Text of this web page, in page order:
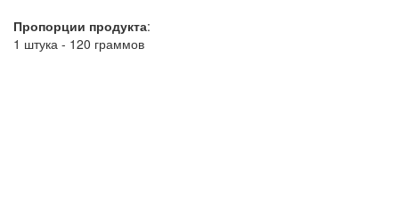
Пропорции продукта:
1 штука - 120 граммов